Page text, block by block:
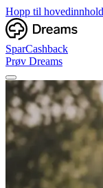
Hopp til hovedinnhold
SparCashback
Prøv Dreams